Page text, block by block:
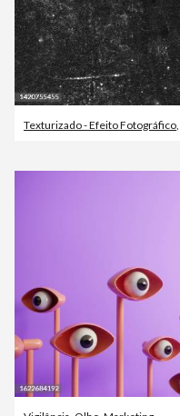
Texturizado - Efeito Fotográfico